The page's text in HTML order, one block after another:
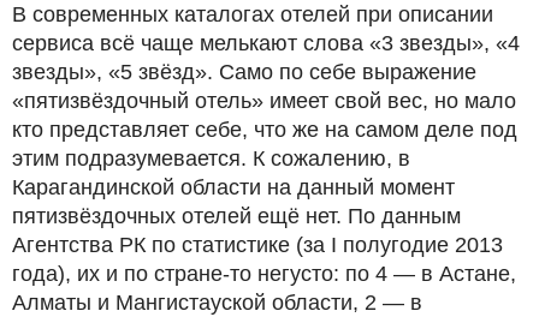
В современных каталогах отелей при описании
сервиса всё чаще мелькают слова «3 звезды», «4
звезды», «5 звёзд». Само по себе выражение
«пятизвёздочный отель» имеет свой вес, но мало
кто представляет себе, что же на самом деле под
этим подразумевается. К сожалению, в
Карагандинской области на данный момент
пятизвёздочных отелей ещё нет. По данным
Агентства РК по статистике (за I полугодие 2013
года), их и по стране-то негусто: по 4 — в Астане,
Алматы и Мангистауской области, 2 — в